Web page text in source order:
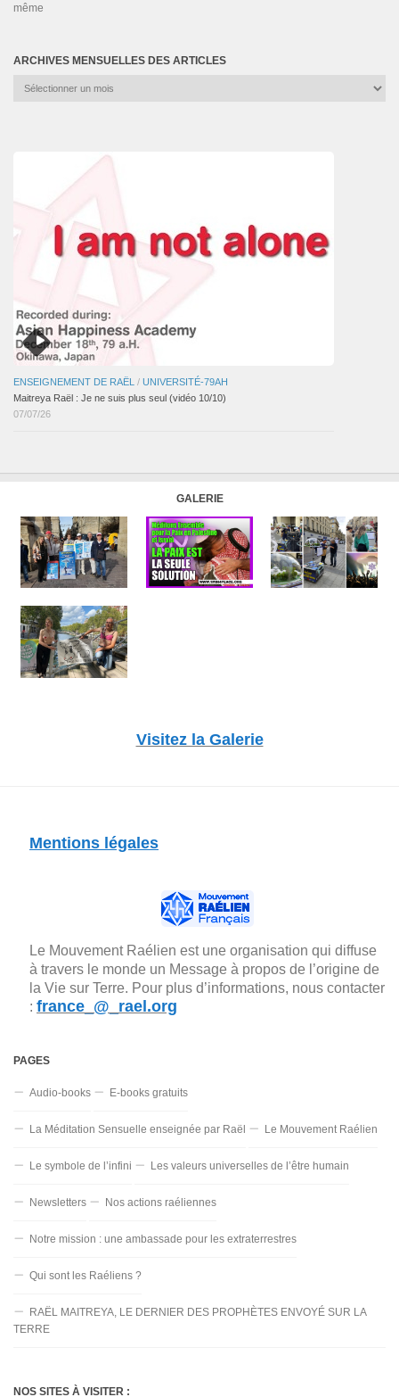
même
ARCHIVES MENSUELLES DES ARTICLES
Archives
ENSEIGNEMENT DE RAËL / UNIVERSITÉ-79AH
Maitreya Raël : Je ne suis plus seul (vidéo 10/10)
07/07/26
GALERIE
Visitez la Galerie
Mentions légales
Le Mouvement Raélien est une organisation qui diffuse
à travers le monde un Message à propos de l’origine de
la Vie sur Terre. Pour plus d’informations, nous contacter
: france_@_rael.org
PAGES
Audio-books E-books gratuits
La Méditation Sensuelle enseignée par Raël Le Mouvement Raélien
Le symbole de l’infini Les valeurs universelles de l’être humain
Newsletters Nos actions raéliennes
Notre mission : une ambassade pour les extraterrestres
Qui sont les Raéliens ?
RAËL MAITREYA, LE DERNIER DES PROPHÈTES ENVOYÉ SUR LA
TERRE
NOS SITES À VISITER :